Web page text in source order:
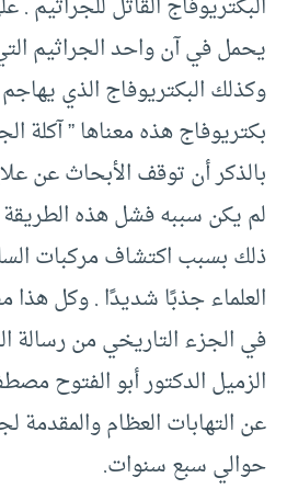
البكتريوفاج القاتل للجراثيم
يحمل في آن واحد الجراثيم
وكذلك البكتريوفاج الذي
بكتريوفاج هذه معناها ” آكلة
بالذكر أن توقف الأبحاث عن
لم يكن سببه فشل هذه الطريقة
ذلك بسبب اكتشاف مركبات
العلماء جذبًا شديدًا . وكل هذا
في الجزء التاريخي من رسالة
الزميل الدكتور أبو الفتوح
عن التهابات العظام والمقدمة
حوالي سبع سنوات.